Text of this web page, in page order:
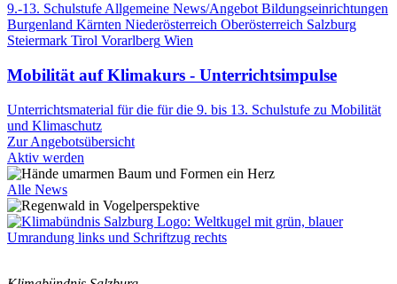
9.-13. Schulstufe Allgemeine News/Angebot Bildungseinrichtungen
Burgenland Kärnten Niederösterreich Oberösterreich Salzburg
Steiermark Tirol Vorarlberg Wien
Mobilität auf Klimakurs - Unterrichtsimpulse
Unterrichtsmaterial für die für die 9. bis 13. Schulstufe zu Mobilität
und Klimaschutz
Zur Angebotsübersicht
Aktiv werden
Alle News